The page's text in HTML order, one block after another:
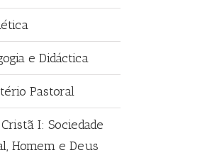
e Didáctica
Pastoral
I: Sociedade
Homem e Deus